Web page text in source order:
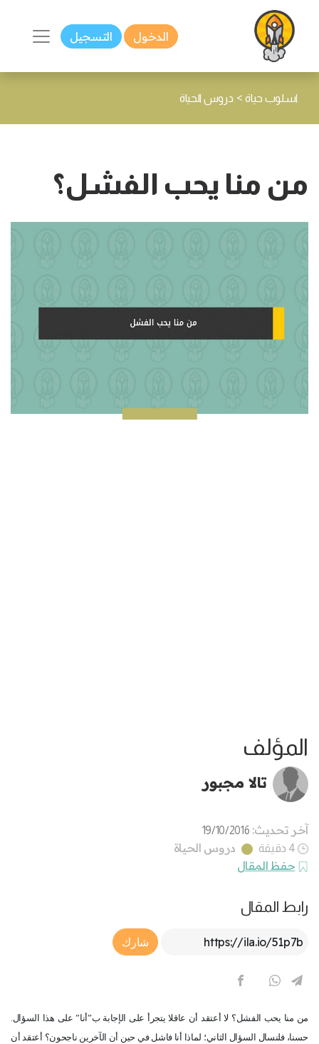
الدخول التسجيل
اسلوب حياة > دروس الحياة
من منا يحب الفشل؟
المؤلف
تالا مجبور
آخر تحديث: 19/10/2016
4 دقيقة
دروس الحياة
حفظ المقال
رابط المقال
Article Link
شارك
من منا يحب الفشل؟ لا أعتقد أن عاقلا يتجرأ على الإجابة ب”أنا” على هذا السؤال.
حسنا، فلنسال السؤال الثاني؛ لماذا أنا فاشل في حين أن الآخرين ناجحون؟ أعتقد أن